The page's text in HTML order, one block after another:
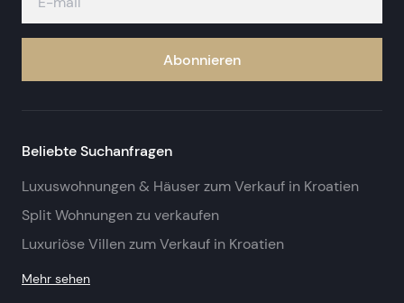
Abonnieren
Beliebte Suchanfragen
Luxuswohnungen & Häuser zum Verkauf in Kroatien
Split Wohnungen zu verkaufen
Luxuriöse Villen zum Verkauf in Kroatien
Mehr sehen